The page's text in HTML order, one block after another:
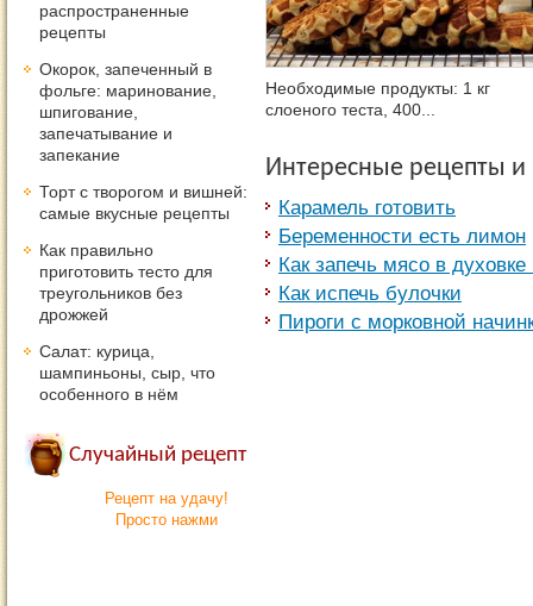
Необходимые продукты: 1 кг
слоеного теста, 400...
Интересные рецепты
Карамель готовить
Беременности есть лимон
Как запечь мясо в
Как испечь булочки
Пироги с морковной
распространенные
рецепты
Окорок, запеченный в
фольге: маринование,
шпигование,
запечатывание и
запекание
Торт с творогом и вишней:
самые вкусные рецепты
Как правильно
приготовить тесто для
треугольников без
дрожжей
Салат: курица,
шампиньоны, сыр, что
особенного в нём
Случайный рецепт
Рецепт на удачу!
Просто нажми